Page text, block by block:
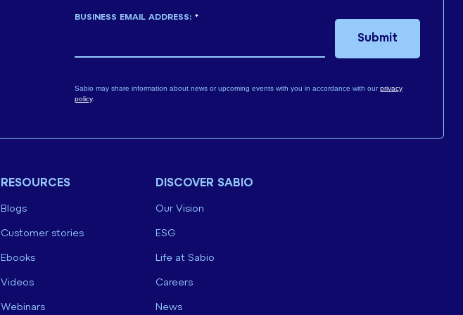
*
BUSINESS EMAIL ADDRESS:
Sabio may share information about news or upcoming events with you in accordance with ourprivacy
policy.
Submit
RESOURCES
Blogs
Customer stories
Ebooks
Videos
Webinars
DISCOVER SABIO
Our Vision
ESG
Life at Sabio
Careers
News